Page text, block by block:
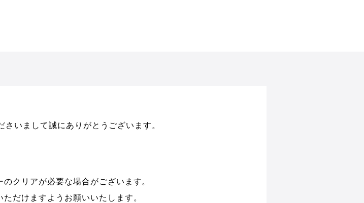
いまして誠にありがとうございます。
クリアが必要な場合がございます。
だけますようお願いいたします。